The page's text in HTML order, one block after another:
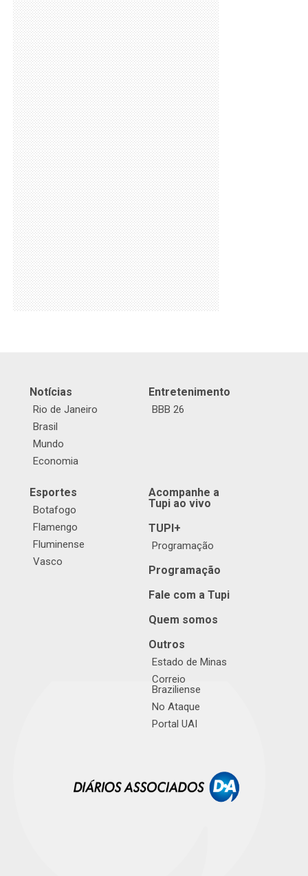
Notícias
Rio de Janeiro
Brasil
Mundo
Economia
Entretenimento
BBB 26
Esportes
Botafogo
Flamengo
Fluminense
Vasco
Acompanhe a
Tupi ao vivo
TUPI+
Programação
Programação
Fale com a Tupi
Quem somos
Outros
Estado de Minas
Correio
Braziliense
No Ataque
Portal UAI